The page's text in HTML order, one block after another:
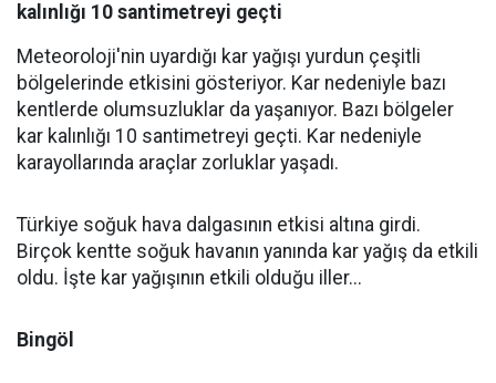
kalınlığı 10 santimetreyi geçti
Meteoroloji'nin uyardığı kar yağışı yurdun çeşitli
bölgelerinde etkisini gösteriyor. Kar nedeniyle bazı
kentlerde olumsuzluklar da yaşanıyor. Bazı bölgeler
kar kalınlığı 10 santimetreyi geçti. Kar nedeniyle
karayollarında araçlar zorluklar yaşadı.
Türkiye soğuk hava dalgasının etkisi altına girdi.
Birçok kentte soğuk havanın yanında kar yağış da etkili
oldu. İşte kar yağışının etkili olduğu iller...
Bingöl